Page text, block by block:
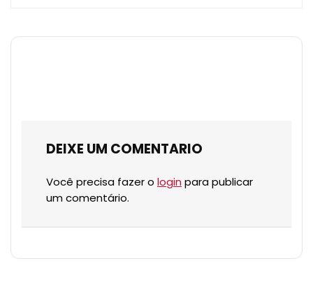
DEIXE UM COMENTARIO
Você precisa fazer o login para publicar
um comentário.